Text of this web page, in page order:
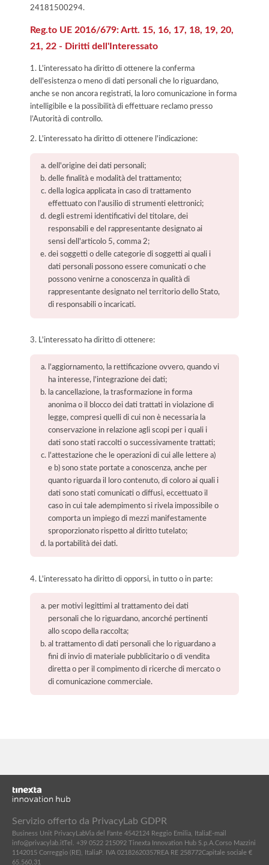
24181500294.
Reg.to UE 2016/679: Artt. 15, 16, 17, 18, 19, 20,
21, 22 - Diritti dell'Interessato
1. L'interessato ha diritto di ottenere la conferma
dell'esistenza o meno di dati personali che lo riguardano,
anche se non ancora registrati, la loro comunicazione in forma
intelligibile e la possibilità di effettuare reclamo presso
l’Autorità di controllo.
2. L'interessato ha diritto di ottenere l'indicazione:
dell'origine dei dati personali;
delle finalità e modalità del trattamento;
della logica applicata in caso di trattamento
effettuato con l'ausilio di strumenti elettronici;
degli estremi identificativi del titolare, dei
responsabili e del rappresentante designato ai
sensi dell'articolo 5, comma 2;
dei soggetti o delle categorie di soggetti ai quali i
dati personali possono essere comunicati o che
possono venirne a conoscenza in qualità di
rappresentante designato nel territorio dello Stato,
di responsabili o incaricati.
3. L'interessato ha diritto di ottenere:
l'aggiornamento, la rettificazione ovvero, quando vi
ha interesse, l'integrazione dei dati;
la cancellazione, la trasformazione in forma
anonima o il blocco dei dati trattati in violazione di
legge, compresi quelli di cui non è necessaria la
conservazione in relazione agli scopi per i quali i
dati sono stati raccolti o successivamente trattati;
l'attestazione che le operazioni di cui alle lettere a)
e b) sono state portate a conoscenza, anche per
quanto riguarda il loro contenuto, di coloro ai quali i
dati sono stati comunicati o diffusi, eccettuato il
caso in cui tale adempimento si rivela impossibile o
comporta un impiego di mezzi manifestamente
sproporzionato rispetto al diritto tutelato;
la portabilità dei dati.
4. L'interessato ha diritto di opporsi, in tutto o in parte:
per motivi legittimi al trattamento dei dati
personali che lo riguardano, ancorché pertinenti
allo scopo della raccolta;
al trattamento di dati personali che lo riguardano a
fini di invio di materiale pubblicitario o di vendita
diretta o per il compimento di ricerche di mercato o
di comunicazione commerciale.
Servizio offerto da PrivacyLab GDPR
Business Unit PrivacyLabVia del Fante 4542124 Reggio Emilia, ItaliaE-mail
info@privacylab.itTel. +39 0522 215092 Tinexta Innovation Hub S.p.A. Corso Mazzini
11 42015 Correggio (RE), ItaliaP. IVA 02182620357REA RE 258772Capitale sociale €
65.560,31